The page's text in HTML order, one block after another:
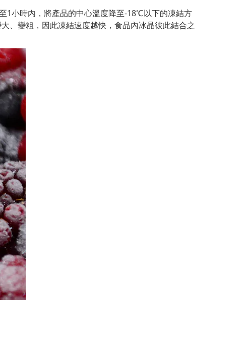
1小時內，將產品的中心溫度降至-18℃以下的凍結方
、變粗，因此凍結速度越快，食品內冰晶彼此結合之